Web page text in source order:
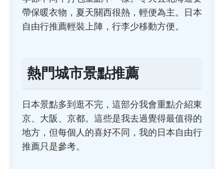
帶保暖衣物，夏天關西很熱，輕便為主。日本
自由行推薦輕裝上陣，行李少移動方便。
熱門城市景點推薦
日本景點多到逛不完，這部分我會重點介紹東
京、大阪、京都。這些是我去過覺得最值得的
地方，但每個人的喜好不同，我的日本自由行
推薦只是參考。